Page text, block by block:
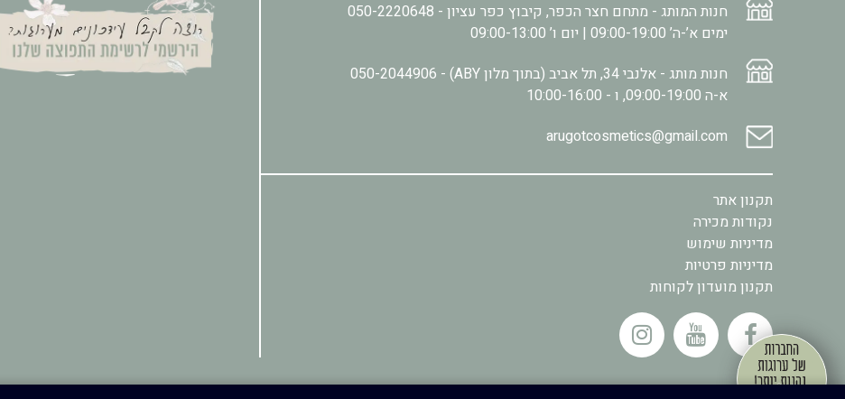
חנות המותג - מתחם חצר הכפר, קיבוץ כפר עציון - 050-2220648
ימים א’-ה’ 09:00-19:00 | יום ו’ 09:00-13:00
חנות מותג - אלנבי 34, תל אביב (בתוך מלון ABY) -
050-2044906
א-ה 09:00-19:00, ו - 10:00-16:00
arugotcosmetics@gmail.com
תקנון אתר
נקודות מכירה
מדיניות שימוש
מדיניות פרטיות
תקנון מועדון לקוחות